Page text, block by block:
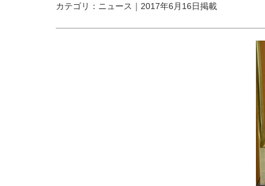
カテゴリ：ニュース｜2017年6月16日掲載